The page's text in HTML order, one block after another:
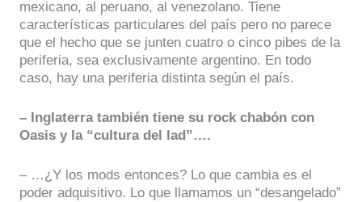
mexicano, al peruano, al venezolano. Tiene
características particulares del país pero no parece
que el hecho que se junten cuatro o cinco pibes de la
periferia, sea exclusivamente argentino. En todo
caso, hay una periferia distinta según el país.
– Inglaterra también tiene su rock chabón con
Oasis y la “cultura del lad”….
– …¿Y los mods entonces? Lo que cambia es el
poder adquisitivo. Lo que llamamos un “desangelado”